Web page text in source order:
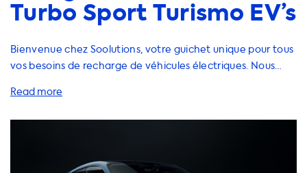
Turbo Sport Turismo EV’s
Bienvenue chez Soolutions, votre guichet unique pour tous
vos besoins de recharge de véhicules électriques. Nous
pour votre Porsche Taycan Turbo Sport Turismo, y compris
les stations de recharge AC est de 22 kW. Votre voiture ne